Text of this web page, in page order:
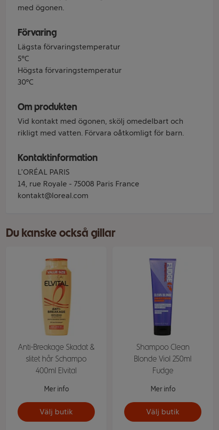
med ögonen.
Förvaring
Lägsta förvaringstemperatur
5°C
Högsta förvaringstemperatur
30°C
Om produkten
Vid kontakt med ögonen, skölj omedelbart och
rikligt med vatten. Förvara oåtkomligt för barn.
Kontaktinformation
L’ORÉAL PARIS
14, rue Royale - 75008 Paris France
kontakt@loreal.com
Du kanske också gillar
Anti-Breakage Skadat &
slitet hår Schampo
400ml Elvital
Mer info
Välj butik
Shampoo Clean
Blonde Viol 250ml
Fudge
Mer info
Välj butik